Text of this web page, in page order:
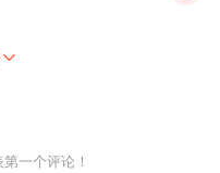
一个评论！